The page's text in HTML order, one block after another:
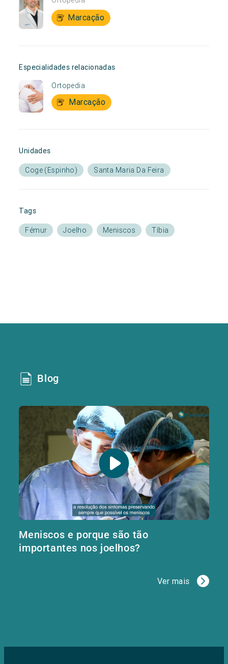
Marcação
Especialidades relacionadas
Ortopedia
Marcação
Unidades
Coge (Espinho) Santa Maria Da Feira
Tags
Fémur Joelho Meniscos Tíbia
Blog
Meniscos e porque são tão
importantes nos joelhos?
Ver mais